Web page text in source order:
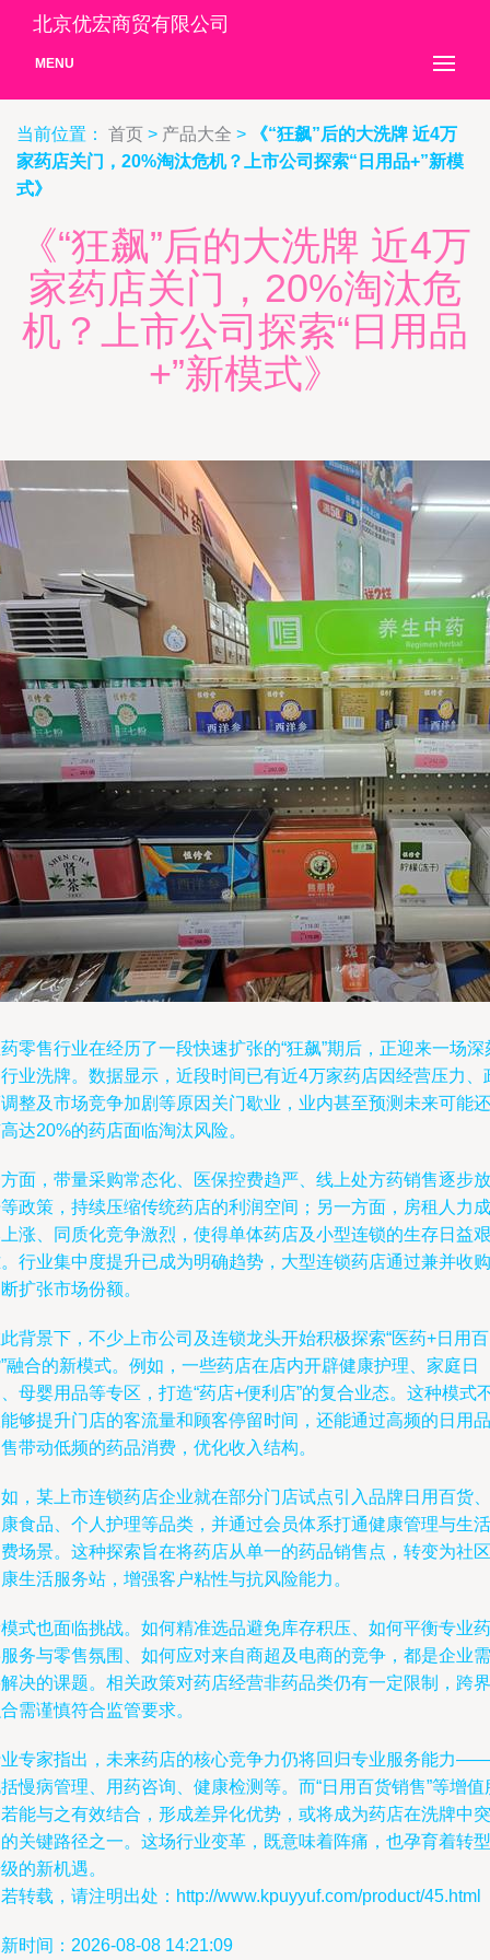
北京优宏商贸有限公司
MENU
当前位置： 首页 > 产品大全 >
《“狂飙”后的大洗牌 近4万
家药店关门，20%淘汰危机？上市公司探索“日用品+”新模
式》
《“狂飙”后的大洗牌 近4万
家药店关门，20%淘汰危
机？上市公司探索“日用品
+”新模式》
零售行业在经历了一段快速扩张的“狂飙”期后，正迎来一场深
业洗牌。数据显示，近段时间已有近4万家药店因经营压力、
整及市场竞争加剧等原因关门歇业，业内甚至预测未来可能还
达20%的药店面临淘汰风险。
面，带量采购常态化、医保控费趋严、线上处方药销售逐步放
政策，持续压缩传统药店的利润空间；另一方面，房租人力成
涨、同质化竞争激烈，使得单体药店及小型连锁的生存日益艰
行业集中度提升已成为明确趋势，大型连锁药店通过兼并收购
扩张市场份额。
背景下，不少上市公司及连锁龙头开始积极探索“医药+日用百
融合的新模式。例如，一些药店在店内开辟健康护理、家庭日
母婴用品等专区，打造“药店+便利店”的复合业态。这种模式
够提升门店的客流量和顾客停留时间，还能通过高频的日用品
带动低频的药品消费，优化收入结构。
，某上市连锁药店企业就在部分门店试点引入品牌日用百货、
食品、个人护理等品类，并通过会员体系打通健康管理与生活
场景。这种探索旨在将药店从单一的药品销售点，转变为社区
生活服务站，增强客户粘性与抗风险能力。
式也面临挑战。如何精准选品避免库存积压、如何平衡专业药
务与零售氛围、如何应对来自商超及电商的竞争，都是企业需
决的课题。相关政策对药店经营非药品类仍有一定限制，跨界
需谨慎符合监管要求。
专家指出，未来药店的核心竞争力仍将回归专业服务能力——
慢病管理、用药咨询、健康检测等。而“日用百货销售”等增值
能与之有效结合，形成差异化优势，或将成为药店在洗牌中突
关键路径之一。这场行业变革，既意味着阵痛，也孕育着转型
的新机遇。
转载，请注明出处：http://www.kpuyyuf.com/product/45.html
时间：2026-08-08 14:21:09